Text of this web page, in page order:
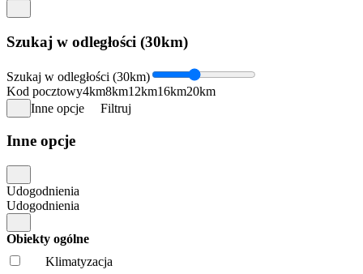
Szukaj w odległości (30km)
Szukaj w odległości (30km)
Kod pocztowy4km8km12km16km20km
Inne opcje
Filtruj
Inne opcje
Udogodnienia
Udogodnienia
Obiekty ogólne
Klimatyzacja